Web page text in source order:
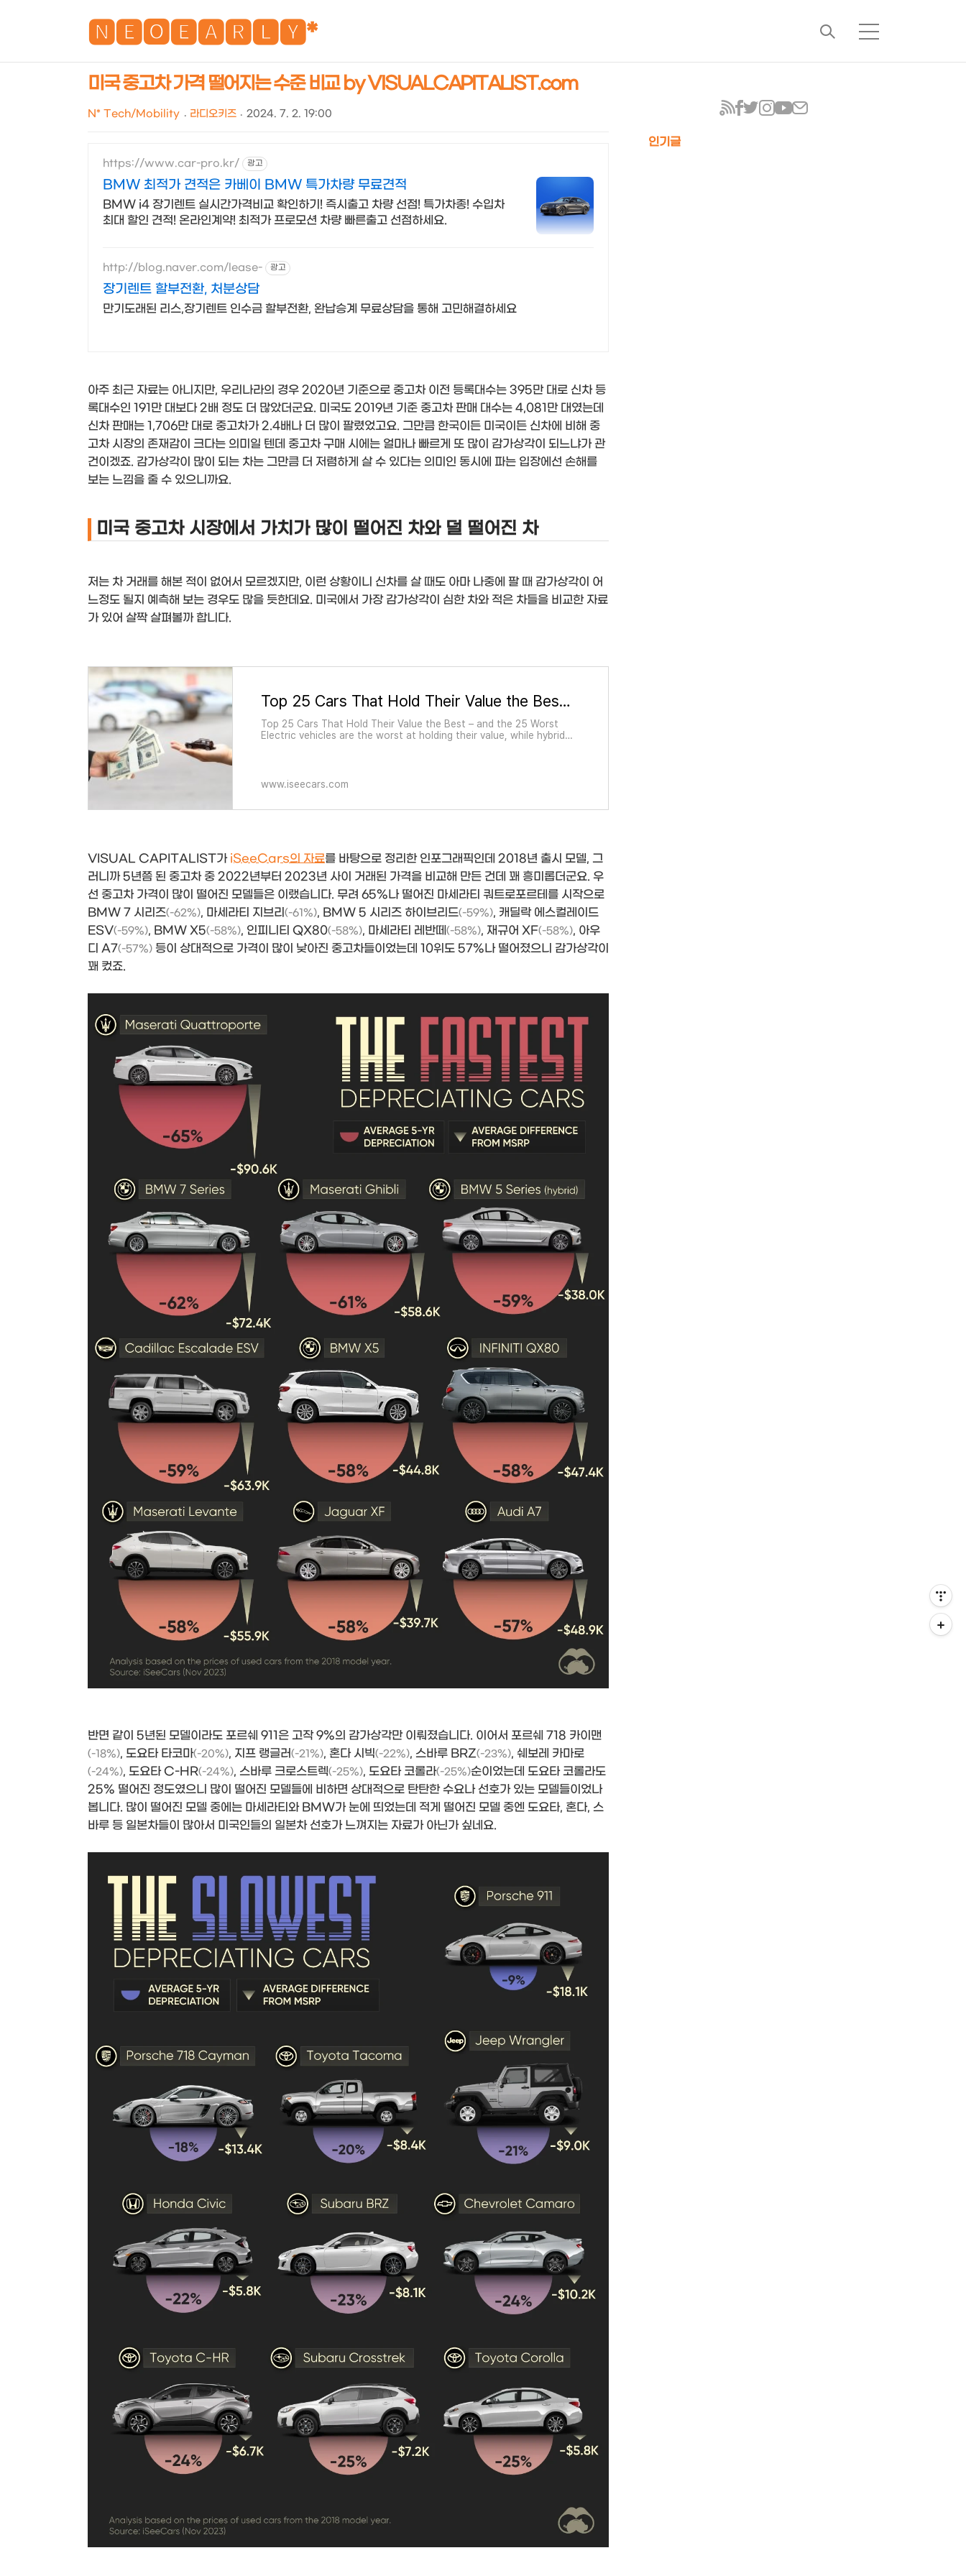
🅽🅴🅾🅴🅰🆁🅻🆈*NEOEARLY*
검
메
미국 중고차 가격 떨어지는 수준 비교 by VISUALCAPITALIST.com
N* Tech/Mobility 라디오키즈 2024. 7. 2. 19:00
https://www.car-pro.kr/ 광고
BMW 최적가 견적은 카베이 BMW 특가차량 무료견적
BMW i4 장기렌트 실시간가격비교 확인하기! 즉시출고 차량 선점! 특가차종! 수입차
최대 할인 견적! 온라인계약! 최적가 프로모션 차량 빠른출고 선점하세요.
http://blog.naver.com/lease- 광고
장기렌트 할부전환, 처분상담
만기도래된 리스,장기렌트 인수금 할부전환, 완납승계 무료상담을 통해 고민해결하세요
아주 최근 자료는 아니지만, 우리나라의 경우 2020년 기준으로 중고차 이전 등록대수는 395만 대로 신차 등
록대수인 191만 대보다 2배 정도 더 많았더군요. 미국도 2019년 기준 중고차 판매 대수는 4,081만 대였는데
신차 판매는 1,706만 대로 중고차가 2.4배나 더 많이 팔렸었고요. 그만큼 한국이든 미국이든 신차에 비해 중
고차 시장의 존재감이 크다는 의미일 텐데 중고차 구매 시에는 얼마나 빠르게 또 많이 감가상각이 되느냐가 관
건이겠죠. 감가상각이 많이 되는 차는 그만큼 더 저렴하게 살 수 있다는 의미인 동시에 파는 입장에선 손해를
보는 느낌을 줄 수 있으니까요.
미국 중고차 시장에서 가치가 많이 떨어진 차와 덜 떨어진 차
저는 차 거래를 해본 적이 없어서 모르겠지만, 이런 상황이니 신차를 살 때도 아마 나중에 팔 때 감가상각이 어
느정도 될지 예측해 보는 경우도 많을 듯한데요. 미국에서 가장 감가상각이 심한 차와 적은 차들을 비교한 자료
가 있어 살짝 살펴볼까 합니다.
Top 25 Cars That Hold Their Value the Best – and the 25 Worst - iSeeCars.com
Top 25 Cars That Hold Their Value the Best – and the 25 Worst
Electric vehicles are the worst at holding their value, while hybrids,
www.iseecars.com
VISUAL CAPITALIST가 iSeeCars의 자료를 바탕으로 정리한 인포그래픽인데 2018년 출시 모델, 그
러니까 5년쯤 된 중고차 중 2022년부터 2023년 사이 거래된 가격을 비교해 만든 건데 꽤 흥미롭더군요. 우
선 중고차 가격이 많이 떨어진 모델들은 이랬습니다. 무려 65%나 떨어진 마세라티 쿼트로포르테를 시작으로
BMW 7 시리즈(-62%), 마세라티 지브리 (-61%), BMW 5 시리즈 하이브리드(-59%), 캐딜락 에스컬레이드
ESV(-59%), BMW X5(-58%), 인피니티 QX80(-58%), 마세라티 레반떼 (-58%), 재규어 XF(-58%), 아우
디 A7(-57%) 등이 상대적으로 가격이 많이 낮아진 중고차들이었는데 10위도 57%나 떨어졌으니 감가상각이
꽤 컸죠.
반면 같이 5년된 모델이라도 포르쉐 911은 고작 9%의 감가상각만 이뤄졌습니다. 이어서 포르쉐 718 카이맨
(-18%), 도요타 타코마(-20%), 지프 랭글러(-21%), 혼다 시빅(-22%), 스바루 BRZ(-23%), 쉐보레 카마로
(-24%), 도요타 C-HR(-24%), 스바루 크로스트렉(-25%), 도요타 코롤라(-25%)순이었는데 도요타 코롤라도
25% 떨어진 정도였으니 많이 떨어진 모델들에 비하면 상대적으로 탄탄한 수요나 선호가 있는 모델들이었나
봅니다. 많이 떨어진 모델 중에는 마세라티와 BMW가 눈에 띄었는데 적게 떨어진 모델 중엔 도요타, 혼다, 스
바루 등 일본차들이 많아서 미국인들의 일본차 선호가 느껴지는 자료가 아닌가 싶네요.
인기글